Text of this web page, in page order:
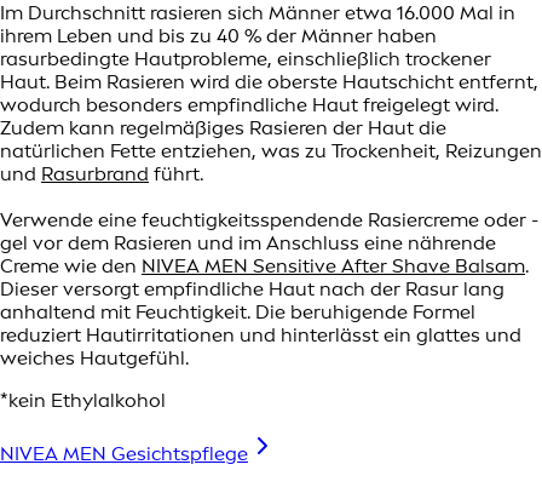
Im Durchschnitt rasieren sich Männer etwa 16.000 Mal in
ihrem Leben und bis zu 40 % der Männer haben
rasurbedingte Hautprobleme, einschließlich trockener
Haut. Beim Rasieren wird die oberste Hautschicht entfernt,
wodurch besonders empfindliche Haut freigelegt wird.
Zudem kann regelmäßiges Rasieren der Haut die
natürlichen Fette entziehen, was zu Trockenheit, Reizungen
und Rasurbrand führt.
Verwende eine feuchtigkeitsspendende Rasiercreme oder -
gel vor dem Rasieren und im Anschluss eine nährende
Creme wie den NIVEA MEN Sensitive After Shave Balsam.
Dieser versorgt empfindliche Haut nach der Rasur lang
anhaltend mit Feuchtigkeit. Die beruhigende Formel
reduziert Hautirritationen und hinterlässt ein glattes und
weiches Hautgefühl.
*kein Ethylalkohol
NIVEA MEN Gesichtspflege